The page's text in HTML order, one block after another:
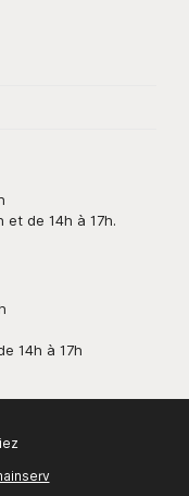
et de 14h à 17h.
14h à 17h